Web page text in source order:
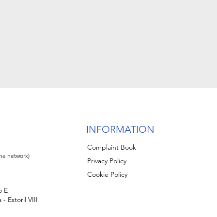
network)
E
- Estoril VIII
INFORMATION
Complaint Book
Privacy Policy
Cookie Policy